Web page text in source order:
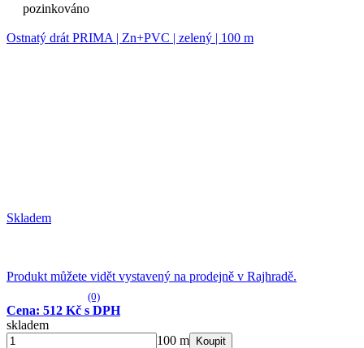
pozinkováno
Ostnatý drát PRIMA | Zn+PVC | zelený | 100 m
Skladem
Produkt můžete vidět vystavený na prodejně v Rajhradě.
(0)
Cena: 512 Kč s DPH
skladem
100 m
Koupit